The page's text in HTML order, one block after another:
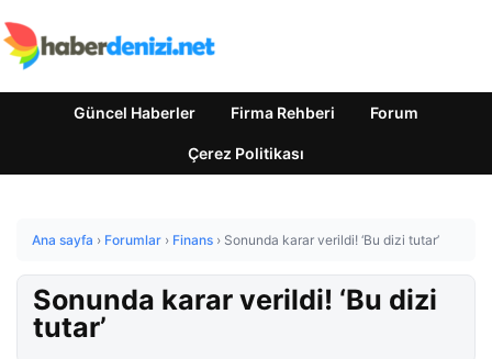
Güncel Haberler Firma Rehberi Forum
Çerez Politikası
Ana sayfa › Forumlar › Finans › Sonunda karar verildi! ‘Bu dizi tutar’
Sonunda karar verildi! ‘Bu dizi
tutar’